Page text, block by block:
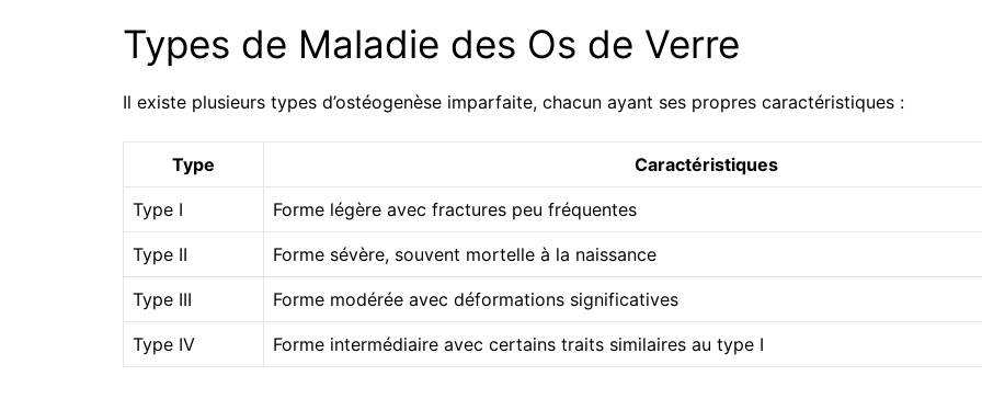
Types de Maladie des Os de Verre
Il existe plusieurs types d’ostéogenèse imparfaite, chacun ayant ses propres caractéristiques :
Type Caractéristiques
Type I Forme légère avec fractures peu fréquentes
Type II Forme sévère, souvent mortelle à la naissance
Type III Forme modérée avec déformations significatives
Type IV Forme intermédiaire avec certains traits similaires au type I